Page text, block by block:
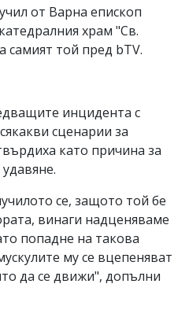
от Варна епископ
храм "Св.
самият той пред bTV.
инцидента с
сценарии за
като причина за
се, защото той бе
винаги надценяваме
попадне на такова
му се вцепеняват
да се движи", допълни